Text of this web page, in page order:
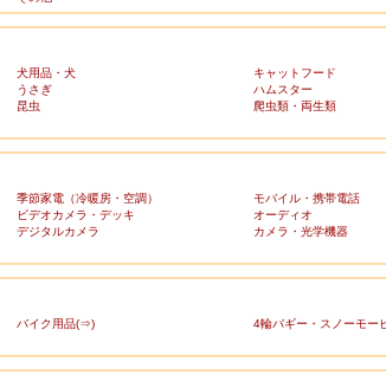
犬用品・犬
キャットフード
うさぎ
ハムスター
昆虫
爬虫類・両生類
季節家電（冷暖房・空調）
モバイル・携帯電話
ビデオカメラ・デッキ
オーディオ
デジタルカメラ
カメラ・光学機器
バイク用品(⇒)
4輪バギー・スノーモー